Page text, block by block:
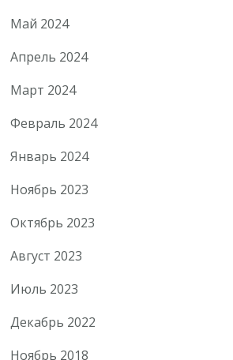
Май 2024
Апрель 2024
Март 2024
Февраль 2024
Январь 2024
Ноябрь 2023
Октябрь 2023
Август 2023
Июль 2023
Декабрь 2022
Ноябрь 2018